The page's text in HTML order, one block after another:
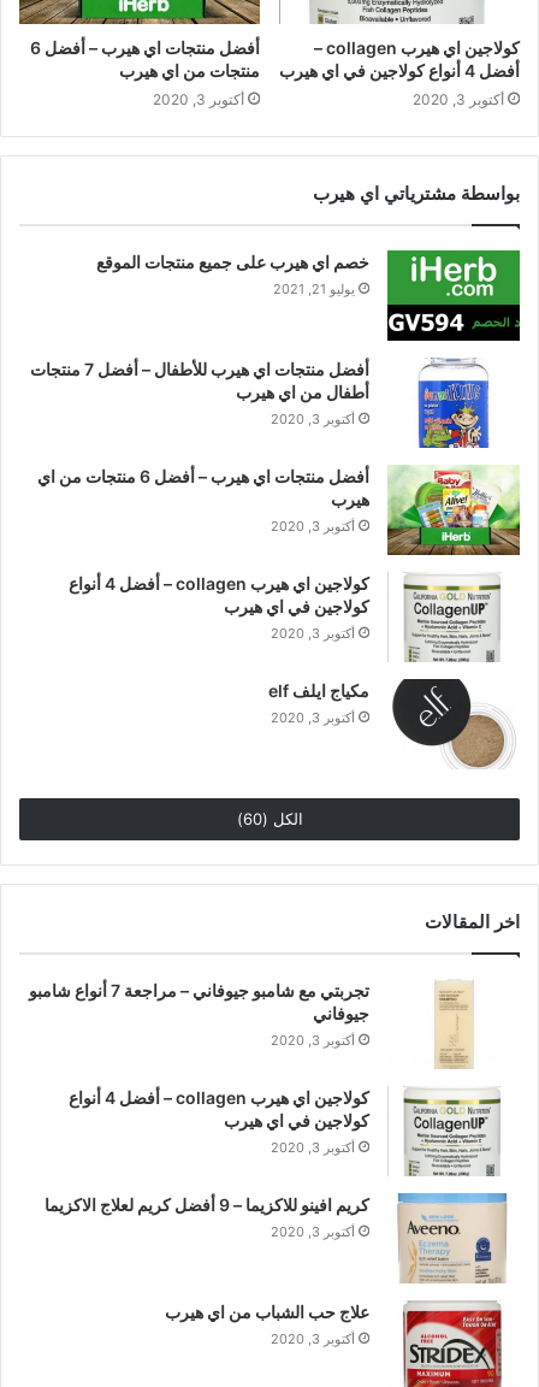
كولاجين اي هيرب collagen –
أفضل 4 أنواع كولاجين في اي هيرب
أكتوبر 3, 2020
أفضل منتجات اي هيرب – أفضل 6
منتجات من اي هيرب
أكتوبر 3, 2020
بواسطة مشترياتي اي هيرب
خصم اي هيرب على جميع منتجات الموقع
يوليو 21, 2021
أفضل منتجات اي هيرب للأطفال – أفضل 7 منتجات
أطفال من اي هيرب
أكتوبر 3, 2020
أفضل منتجات اي هيرب – أفضل 6 منتجات من اي
هيرب
أكتوبر 3, 2020
كولاجين اي هيرب collagen – أفضل 4 أنواع
كولاجين في اي هيرب
أكتوبر 3, 2020
مكياج ايلف elf
أكتوبر 3, 2020
الكل (60)
اخر المقالات
تجربتي مع شامبو جيوفاني – مراجعة 7 أنواع شامبو
جيوفاني
أكتوبر 3, 2020
كولاجين اي هيرب collagen – أفضل 4 أنواع
كولاجين في اي هيرب
أكتوبر 3, 2020
كريم افينو للاكزيما – 9 أفضل كريم لعلاج الاكزيما
أكتوبر 3, 2020
علاج حب الشباب من اي هيرب
أكتوبر 3, 2020